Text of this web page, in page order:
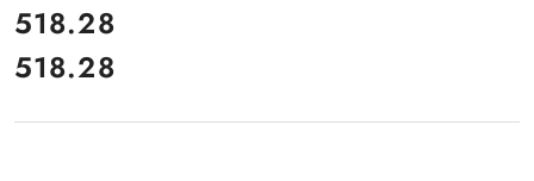
cena:
518.28
Cena:
518.28